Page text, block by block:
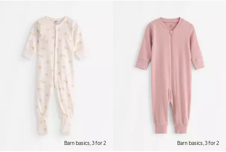
Barn basics, 3 for 2 Barn basics, 3 for 2